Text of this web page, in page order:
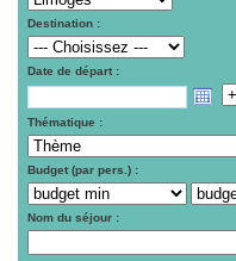
Destination :
Date de départ :
Thématique :
Budget (par pers.) :
Nom du séjour :